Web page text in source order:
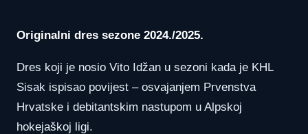
Originalni dres sezone 2024./2025.
Dres koji je nosio Vito Idžan u sezoni kada je KHL
Sisak ispisao povijest – osvajanjem Prvenstva
Hrvatske i debitantskim nastupom u Alpskoj
hokejaškoj ligi.